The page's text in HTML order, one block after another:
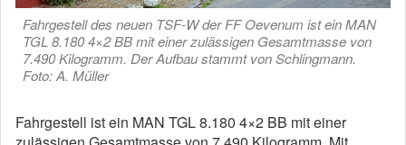
Fahrgestell des neuen TSF-W der FF Oevenum ist ein MAN
TGL 8.180 4×2 BB mit einer zulässigen Gesamtmasse von
7.490 Kilogramm. Der Aufbau stammt von Schlingmann.
Foto: A. Müller
Fahrgestell ist ein MAN TGL 8.180 4×2 BB mit einer